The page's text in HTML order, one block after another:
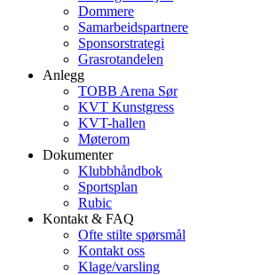
Dommere
Samarbeidspartnere
Sponsorstrategi
Grasrotandelen
Anlegg
TOBB Arena Sør
KVT Kunstgress
KVT-hallen
Møterom
Dokumenter
Klubbhåndbok
Sportsplan
Rubic
Kontakt & FAQ
Ofte stilte spørsmål
Kontakt oss
Klage/varsling